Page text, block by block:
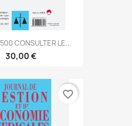
CONSULTER LE...
30,00 €
favorite_border